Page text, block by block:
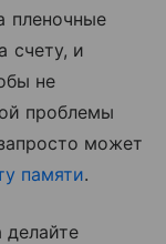
пленочные
счету, и
не
проблемы
может
памяти.
делайте